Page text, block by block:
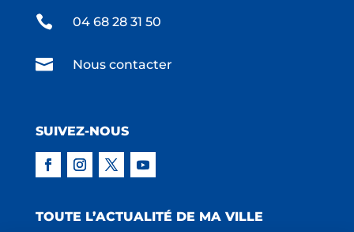
 04 68 28 31 50
 Nous contacter
SUIVEZ-NOUS
TOUTE L’ACTUALITÉ DE MA VILLE